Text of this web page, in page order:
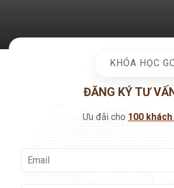
KHÓA HỌC
ĐĂNG KÝ TƯ
Ưu đãi cho 100